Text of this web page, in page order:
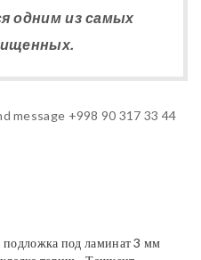
одним из самых
message +998 90 317 33 44